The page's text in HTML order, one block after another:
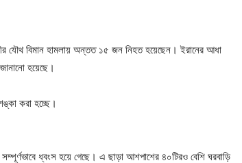
যৌথ বিমান হামলায় অন্তত ১৫ জন নিহত হয়েছেন। ইরানের আধা
হয়েছে।
করা হচ্ছে।
ধ্বংস হয়ে গেছে। এ ছাড়া আশপাশের ৪০টিরও বেশি ঘরবাড়ি